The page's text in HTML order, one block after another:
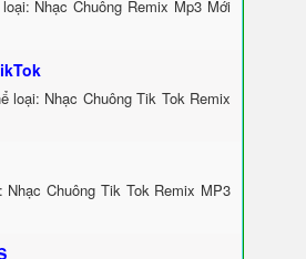
Nhạc Chuông Remix Mp3 Mới
loại: Nhạc Chuông Tik Tok Remix
Chuông Tik Tok Remix MP3